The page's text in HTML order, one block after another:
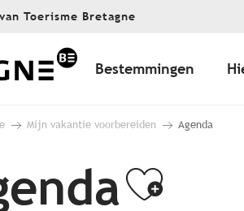
Toerisme Bretagne
Bestemmingen
Mijn vakantie voorbereiden Agenda